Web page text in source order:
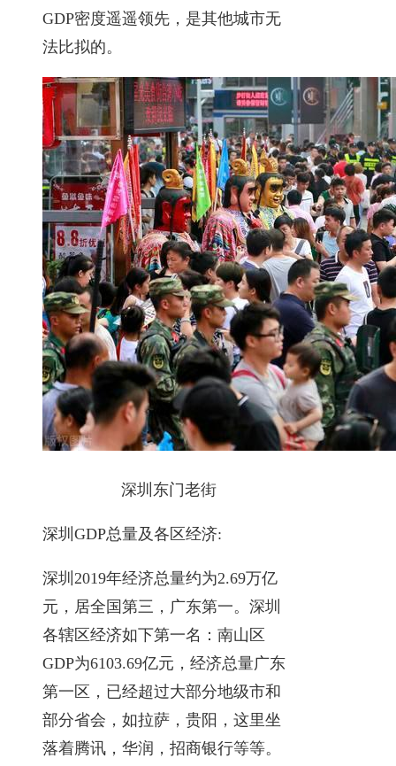
GDP密度遥遥领先，是其他城市无
法比拟的。
深圳东门老街
深圳GDP总量及各区经济:
深圳2019年经济总量约为2.69万亿
元，居全国第三，广东第一。深圳
各辖区经济如下第一名：南山区
GDP为6103.69亿元，经济总量广东
第一区，已经超过大部分地级市和
部分省会，如拉萨，贵阳，这里坐
落着腾讯，华润，招商银行等等。